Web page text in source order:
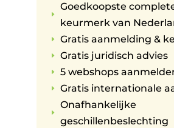
E
Goedkoopste
keurmerk van
E Gratis aanmelding &
E Gratis juridisch advies
E 5 webshops
E Gratis internationale
E
Onafhankelijke
geschillenbeslechting